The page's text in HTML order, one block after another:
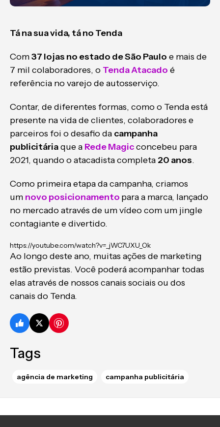
Tá na sua vida, tá no Tenda
Com37 lojas no estado de São Paulo e mais de
7 mil colaboradores, o Tenda Atacado é
referência no varejo de autosserviço.
Contar, de diferentes formas, como o Tenda está
presente na vida de clientes, colaboradores e
parceiros foi o desafio da campanha
publicitáriaque a Rede Magicconcebeu para
2021, quando o atacadista completa 20 anos.
Como primeira etapa da campanha, criamos
um novo posicionamento para a marca, lançado
no mercado através de um vídeo com um jingle
contagiante e divertido.
https://youtube.com/watch?v=_jWC7UXU_Ok
Ao longo deste ano, muitas ações de marketing
estão previstas. Você poderá acompanhar todas
elas através de nossos canais sociais ou dos
canais do Tenda.
Tags
agência de marketing campanha publicitária